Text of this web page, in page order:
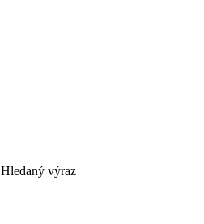
Hledaný výraz